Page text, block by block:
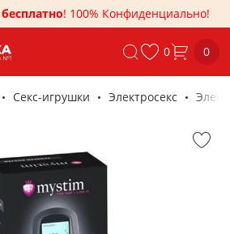
! 100% Конфиденциально!
0 0
Секс-игрушки Электросекс